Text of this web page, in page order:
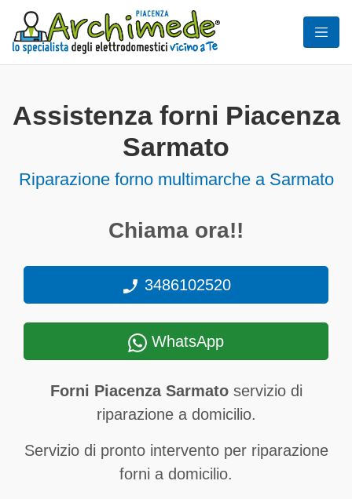
Assistenza forni Piacenza
Sarmato
Riparazione forno multimarche a Sarmato
Chiama ora!!
3486102520
WhatsApp
Forni Piacenza Sarmatoservizio di
riparazione a domicilio.
Servizio di pronto intervento per riparazione
forni a domicilio.